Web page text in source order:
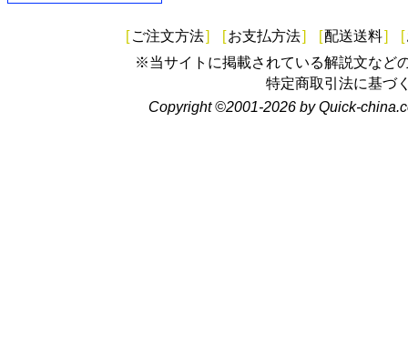
[ ご注文方法] [お支払方法] [配送送料] [
※当サイトに掲載されている解説文など
特定商取引法に基づ
Copyright ©2001-2026 by Quick-